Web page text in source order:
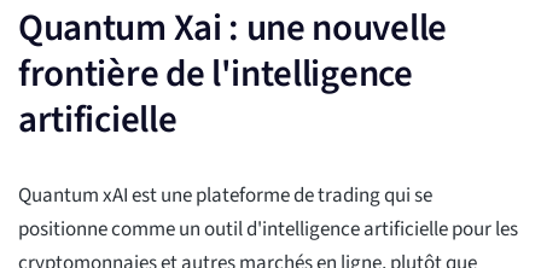
Quantum Xai : une nouvelle
frontière de l'intelligence
artificielle
Quantum xAI est une plateforme de trading qui se
positionne comme un outil d'intelligence artificielle pour les